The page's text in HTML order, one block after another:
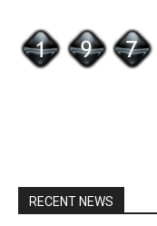
RECENT NEWS